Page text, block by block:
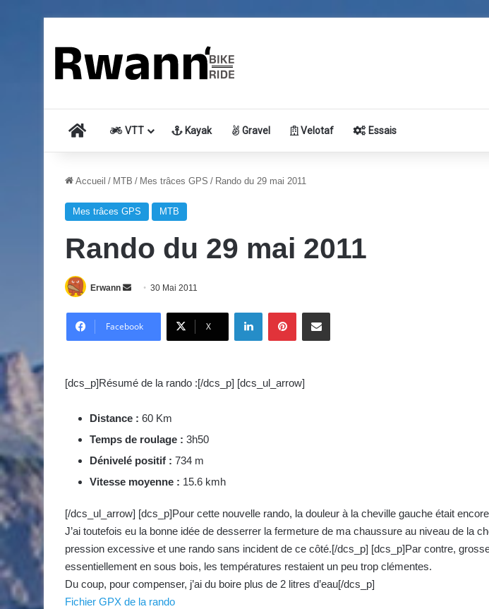
Accueil VTT Kayak Gravel Velotaf Essais
Accueil / MTB / Mes trâces GPS / Rando du 29 mai 2011
Mes trâces GPS MTB
Rando du 29 mai 2011
Erwann
o
r
n
c
o
r
30 Mai 2011
Facebook X
[dcs_p]Résumé de la rando :[/dcs_p] [dcs_ul_arrow]
Distance : 60 Km
Temps de roulage : 3h50
Dénivelé positif : 734 m
Vitesse moyenne : 15.6 kmh
[/dcs_ul_arrow] [dcs_p]Pour cette nouvelle rando, la douleur à la cheville gauche était
J’ai toutefois eu la bonne idée de desserrer la fermeture de ma chaussure au niveau de la
pression excessive et une rando sans incident de ce côté.[/dcs_p] [dcs_p]Par contre,
essentiellement en sous bois, les températures restaient un peu trop clémentes.
Du coup, pour compenser, j’ai du boire plus de 2 litres d’eau[/dcs_p]
Fichier GPX de la rando